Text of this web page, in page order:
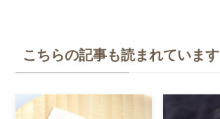
こちらの記事も読まれています